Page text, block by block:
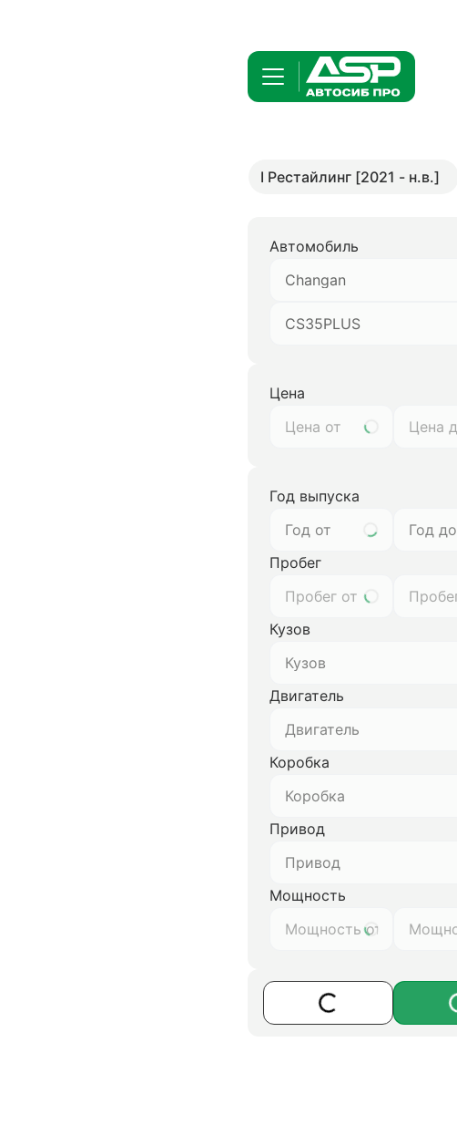
I Рестайлинг [2021 - н.в.]
Автомобиль
Changan
CS35PLUS
Цена
Год выпуска
Год от
Год до
Пробег
Кузов
Кузов
Двигатель
Двигатель
Коробка
Коробка
Привод
Привод
Мощность